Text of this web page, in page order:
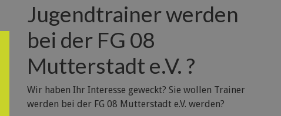
Jugendtrainer werden
bei der FG 08
Mutterstadt e.V. ?
Wir haben Ihr Interesse geweckt? Sie wollen Trainer
werden bei der FG 08 Mutterstadt e.V. werden?